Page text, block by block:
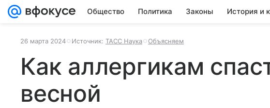
Общество Политика Законы История и
26 марта 2024 Источник: ТАСС Наука Объясняем
Как аллергикам
весной